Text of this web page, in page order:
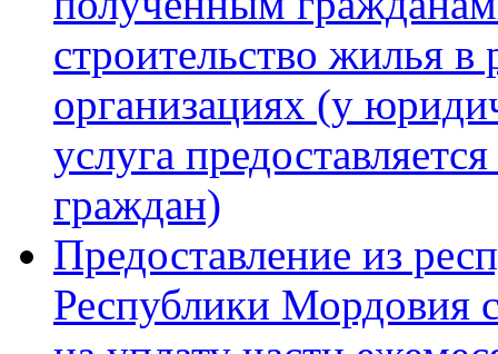
строительство жилья
организациях (у
услуга
граждан)
Предоставление из
Республики Мордовия